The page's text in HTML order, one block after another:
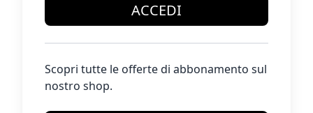
ACCEDI
Scopri tutte le offerte di abbonamento sul
nostro shop.